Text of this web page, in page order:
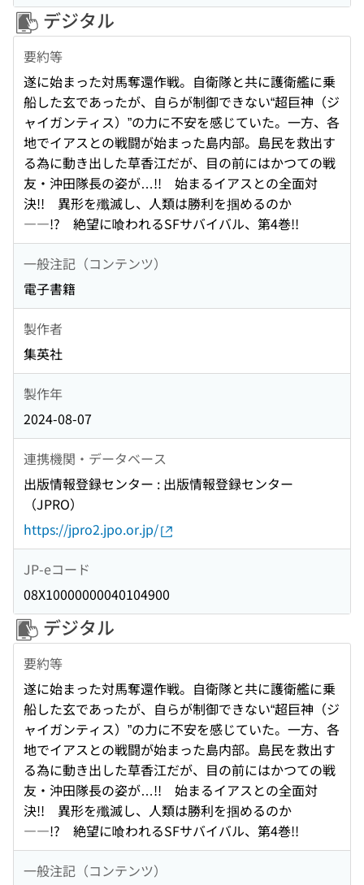
デジタル
要約等
遂に始まった対馬奪還作戦。自衛隊と共に護衛艦に乗
船した玄であったが、自らが制御できない“超巨神（ジ
ャイガンティス）”の力に不安を感じていた。一方、各
地でイアスとの戦闘が始まった島内部。島民を救出す
る為に動き出した草香江だが、目の前にはかつての戦
友・沖田隊長の姿が…!! 始まるイアスとの全面対
決!! 異形を殲滅し、人類は勝利を掴めるのか
――!? 絶望に喰われるSFサバイバル、第4巻!!
一般注記（コンテンツ）
電子書籍
製作者
集英社
製作年
2024-08-07
連携機関・データベース
出版情報登録センター : 出版情報登録センター
（JPRO）
https://jpro2.jpo.or.jp/
JP-eコード
08X10000000040104900
デジタル
要約等
遂に始まった対馬奪還作戦。自衛隊と共に護衛艦に乗
船した玄であったが、自らが制御できない“超巨神（ジ
ャイガンティス）”の力に不安を感じていた。一方、各
地でイアスとの戦闘が始まった島内部。島民を救出す
る為に動き出した草香江だが、目の前にはかつての戦
友・沖田隊長の姿が…!! 始まるイアスとの全面対
決!! 異形を殲滅し、人類は勝利を掴めるのか
――!? 絶望に喰われるSFサバイバル、第4巻!!
一般注記（コンテンツ）